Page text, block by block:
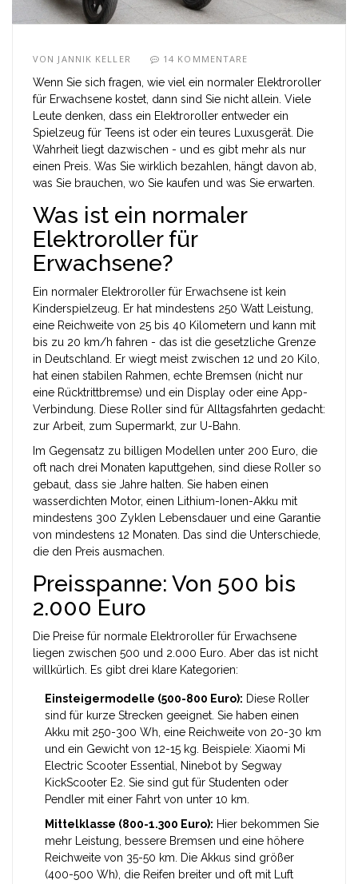
VON JANNIK KELLER 14 KOMMENTARE
Wenn Sie sich fragen, wie viel ein normaler Elektroroller
für Erwachsene kostet, dann sind Sie nicht allein. Viele
Leute denken, dass ein Elektroroller entweder ein
Spielzeug für Teens ist oder ein teures Luxusgerät. Die
Wahrheit liegt dazwischen - und es gibt mehr als nur
einen Preis. Was Sie wirklich bezahlen, hängt davon ab,
was Sie brauchen, wo Sie kaufen und was Sie erwarten.
Was ist ein normaler
Elektroroller für
Erwachsene?
Ein normaler Elektroroller für Erwachsene ist kein
Kinderspielzeug. Er hat mindestens 250 Watt Leistung,
eine Reichweite von 25 bis 40 Kilometern und kann mit
bis zu 20 km/h fahren - das ist die gesetzliche Grenze
in Deutschland. Er wiegt meist zwischen 12 und 20 Kilo,
hat einen stabilen Rahmen, echte Bremsen (nicht nur
eine Rücktrittbremse) und ein Display oder eine App-
Verbindung. Diese Roller sind für Alltagsfahrten gedacht:
zur Arbeit, zum Supermarkt, zur U-Bahn.
Im Gegensatz zu billigen Modellen unter 200 Euro, die
oft nach drei Monaten kaputtgehen, sind diese Roller so
gebaut, dass sie Jahre halten. Sie haben einen
wasserdichten Motor, einen Lithium-Ionen-Akku mit
mindestens 300 Zyklen Lebensdauer und eine Garantie
von mindestens 12 Monaten. Das sind die Unterschiede,
die den Preis ausmachen.
Preisspanne: Von 500 bis
2.000 Euro
Die Preise für normale Elektroroller für Erwachsene
liegen zwischen 500 und 2.000 Euro. Aber das ist nicht
willkürlich. Es gibt drei klare Kategorien:
Einsteigermodelle (500-800 Euro): Diese Roller
sind für kurze Strecken geeignet. Sie haben einen
Akku mit 250-300 Wh, eine Reichweite von 20-30 km
und ein Gewicht von 12-15 kg. Beispiele: Xiaomi Mi
Electric Scooter Essential, Ninebot by Segway
KickScooter E2. Sie sind gut für Studenten oder
Pendler mit einer Fahrt von unter 10 km.
Mittelklasse (800-1.300 Euro): Hier bekommen Sie
mehr Leistung, bessere Bremsen und eine höhere
Reichweite von 35-50 km. Die Akkus sind größer
(400-500 Wh), die Reifen breiter und oft mit Luft